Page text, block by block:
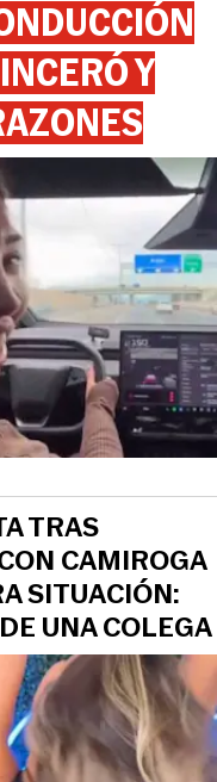
Y
TRAS
CAMIROGA
SITUACIÓN:
UNA COLEGA